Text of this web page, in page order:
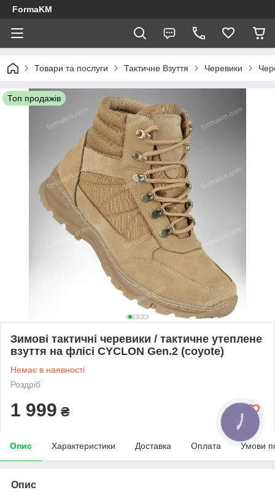
FormaKM
Товари та послуги Тактичне Взуття Черевики
Топ продажів
Зимові тактичні черевики / тактичне утеплене
взуття на флісі CYCLON Gen.2 (coyote)
Немає в наявності
Роздріб
1 999 ₴
Опис Характеристики Доставка Оплата Умови
Опис